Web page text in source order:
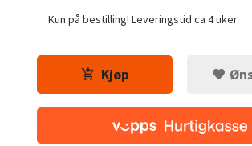
Kun på bestilling! Leveringstid ca 4 uker
Kjøp